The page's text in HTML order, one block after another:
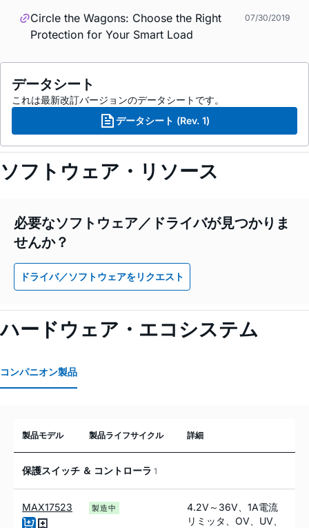
Circle the Wagons: Choose the Right
Protection for Your Smart Load
07/30/2019
データシート
これは最新改訂バージョンのデータシートです。
データシート (Rev. 1)
ソフトウェア・リソース
必要なソフトウェア／ドライバが見つかりま
せんか？
ドライバ／ソフトウェアをリクエスト
ハードウェア・エコシステム
コンパニオン製品
製品モデル 製品ライフサイクル 詳細
保護スイッチ ＆ コントローラ 1
MAX17523 製造中
4.2V～36V、1A電流
リミッタ、OV、UV、